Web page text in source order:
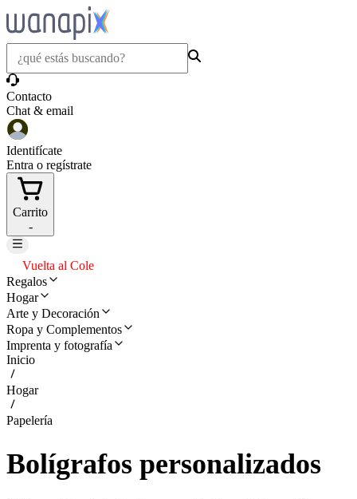
Contacto
Chat & email
Identifícate
Entra o regístrate
Carrito
-
Vuelta al Cole
Regalos
Hogar
Arte y Decoración
Ropa y Complementos
Imprenta y fotografía
Inicio
Hogar
Papelería
Bolígrafos personalizados